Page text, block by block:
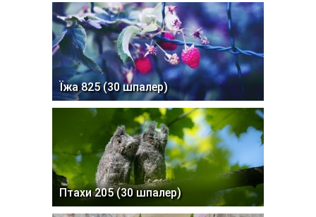
Їжа 825 (30 шпалер)
Птахи 205 (30 шпалер)